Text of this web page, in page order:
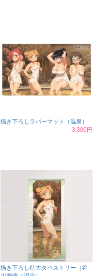
描き下ろしラバーマット（温泉）
3,300円
描き下ろし特大タペストリー（谷